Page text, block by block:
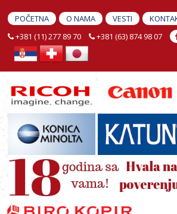
POČETNA O NAMA VESTI
+381 (11) 277 89 70
+381 (63) 874 98 07